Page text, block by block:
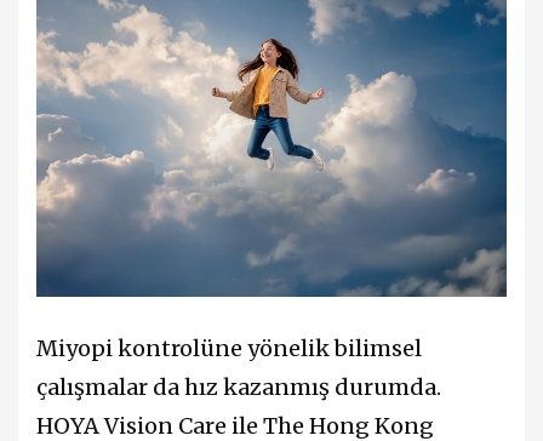
Miyopi kontrolüne yönelik bilimsel
çalışmalar da hız kazanmış durumda.
HOYA Vision Care ile The Hong Kong